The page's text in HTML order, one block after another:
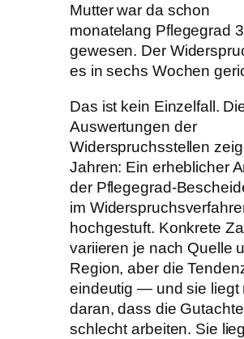
Mutter war da schon
monatelang Pflegegrad 3
gewesen. Der
es in sechs Wochen
Das ist kein Einzelfall.
Auswertungen der
Widerspruchsstellen
Jahren: Ein erheblicher
der Pflegegrad-
im
hochgestuft. Konkrete
variieren je nach Quelle
Region, aber die
eindeutig — und sie liegt
daran, dass die
schlecht arbeiten. Sie